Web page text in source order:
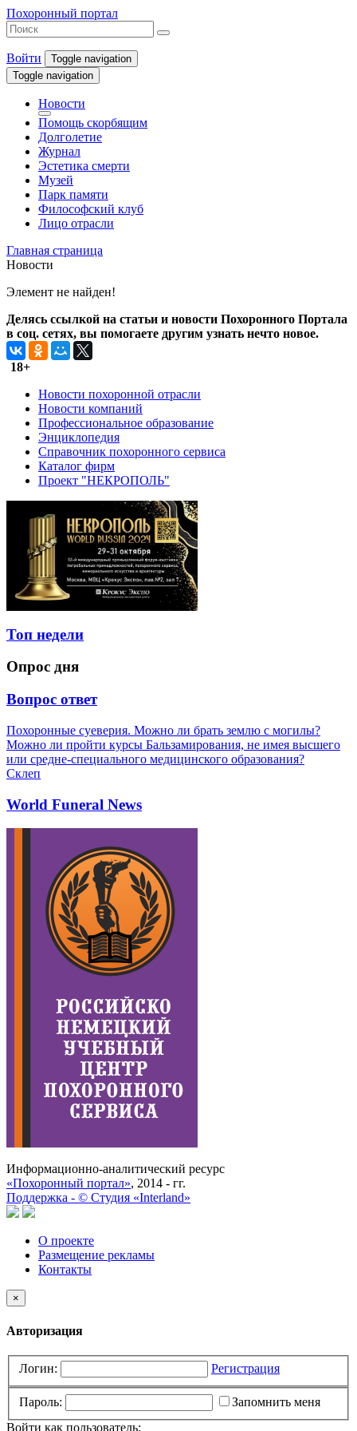
Похоронный портал
Войти
Toggle navigation
Toggle navigation
Новости
Помощь скорбящим
Долголетие
Журнал
Эстетика смерти
Музей
Парк памяти
Философский клуб
Лицо отрасли
Главная страница
Новости
Элемент не найден!
Делясь ссылкой на статьи и новости Похоронного Портала
в соц. сетях, вы помогаете другим узнать нечто новое.
18+
Новости похоронной отрасли
Новости компаний
Профессиональное образование
Энциклопедия
Справочник похоронного сервиса
Каталог фирм
Проект "НЕКРОПОЛЬ"
Топ недели
Опрос дня
Вопрос ответ
Похоронные суеверия. Можно ли брать землю с могилы?
Можно ли пройти курсы Бальзамирования, не имея высшего
или средне-специального медицинского образования?
Склеп
World Funeral News
Информационно-аналитический ресурс
«Похоронный портал», 2014 - гг.
Поддержка - © Cтудия «Interland»
О проекте
Размещение рекламы
Контакты
×
Авторизация
Логин: Регистрация
Пароль:
Запомнить меня
Войти как пользователь: